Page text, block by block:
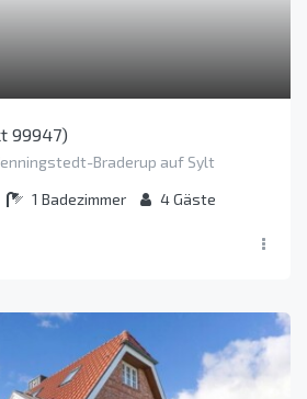
99947)
Braderup auf Sylt
1 Badezimmer 4Gäste